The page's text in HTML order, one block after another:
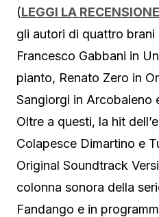
(LEGGI LA RECENSIONE
gli autori di quattro brani
Francesco Gabbani in
pianto, Renato Zero in
Sangiorgi in Arcobaleno
Oltre a questi, la hit
Colapesce Dimartino e
Original Soundtrack
colonna sonora della
Fandango e in